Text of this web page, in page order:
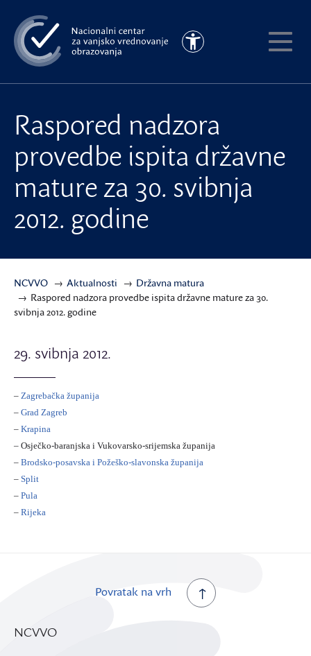
na
glavni
sadržaj
Pristupačnost
Raspored nadzora
provedbe ispita državne
mature za 30. svibnja
2012. godine
NCVVO Aktualnosti
Državna matura
Raspored nadzora provedbe ispita državne mature za 30.
svibnja 2012. godine
29. svibnja 2012.
– Zagrebačka županija
– Grad Zagreb
– Krapina
– Osječko-baranjska i Vukovarsko-srijemska županija
– Brodsko-posavska i Požeško-slavonska županija
– Split
– Pula
– Rijeka
Povratak na vrh
NCVVO